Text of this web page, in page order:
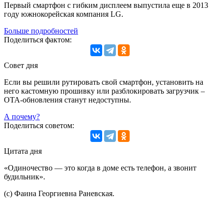
Первый смартфон с гибким дисплеем выпустила еще в 2013
году южнокорейская компания LG.
Больше подробностей
Поделиться фактом:
Совет дня
Если вы решили рутировать свой смартфон, установить на
него кастомную прошивку или разблокировать загрузчик –
OTA-обновления станут недоступны.
А почему?
Поделиться советом:
Цитата дня
«Одиночество — это когда в доме есть телефон, а звонит
будильник».
(с) Фаина Георгиевна Раневская.